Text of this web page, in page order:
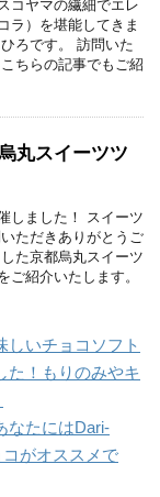
コヤマの繊細でエレ
ラ）を堪能してきま
ろです。 訪問いた
ちらの記事でもご紹
丸スイーツツ
しました！ スイーツ
ただきありがとうご
た京都烏丸スイーツ
ご紹介いたします。
しいチョコソフト
た！もりのみやキ
なたにはDari-
がオススメで